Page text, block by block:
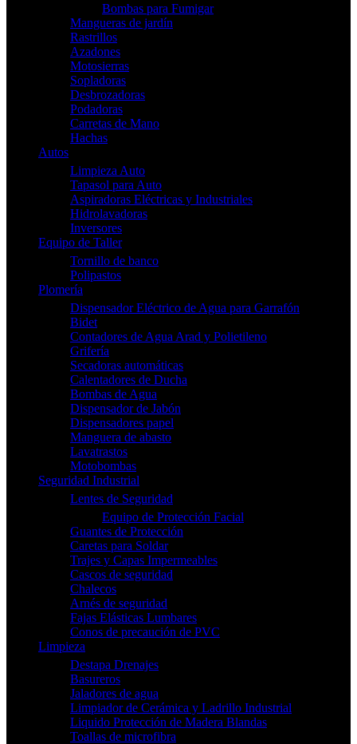
Bombas para Fumigar
Mangueras de jardín
Rastrillos
Azadones
Motosierras
Sopladoras
Desbrozadoras
Podadoras
Carretas de Mano
Hachas
Autos
Limpieza Auto
Tapasol para Auto
Aspiradoras Eléctricas y Industriales
Hidrolavadoras
Inversores
Equipo de Taller
Tornillo de banco
Polipastos
Plomería
Dispensador Eléctrico de Agua para Garrafón
Bidet
Contadores de Agua Arad y Polietileno
Grifería
Secadoras automáticas
Calentadores de Ducha
Bombas de Agua
Dispensador de Jabón
Dispensadores papel
Manguera de abasto
Lavatrastos
Motobombas
Seguridad Industrial
Lentes de Seguridad
Equipo de Protección Facial
Guantes de Protección
Caretas para Soldar
Trajes y Capas Impermeables
Cascos de seguridad
Chalecos
Arnés de seguridad
Fajas Elásticas Lumbares
Conos de precaución de PVC
Limpieza
Destapa Drenajes
Basureros
Jaladores de agua
Limpiador de Cerámica y Ladrillo Industrial
Liquido Protección de Madera Blandas
Toallas de microfibra